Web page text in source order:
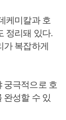
케미칼과 호
정리돼 있다.
복잡하게
궁극적으로 호
완성할 수 있